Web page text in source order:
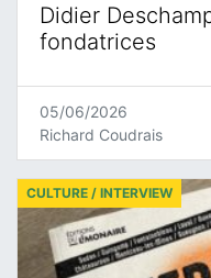
Didier
fondatrices
05/06/2026
Richard Coudrais
CULTURE / INTERVIEW